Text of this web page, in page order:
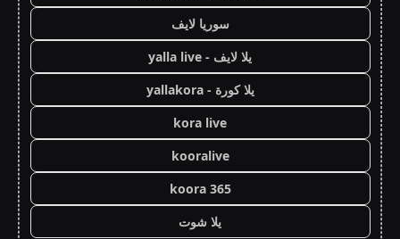
سوريا لايف
يلا لايف - yalla live
يلا كورة - yallakora
kora live
kooralive
koora 365
يلا شوت